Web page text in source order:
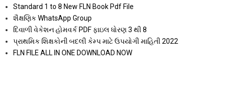
Standard 1 to 8 New FLN Book Pdf File
શૈક્ષણિક WhatsApp Group
દિવાળી વેકેશન હોમવર્ક PDF ફાઇલ ધોરણ 3 થી 8
પ્રાથમિક શિક્ષકોની બદલી કેમ્પ માટે ઉપયોગી માહિતી 2022
FLN FILE ALL IN ONE DOWNLOAD NOW